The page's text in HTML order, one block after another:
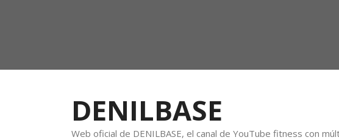
DENILBASE
Web oficial de DENILBASE, el canal de YouTube fitness con